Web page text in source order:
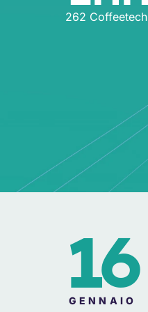
262 Coffeetech
16
GENNAIO